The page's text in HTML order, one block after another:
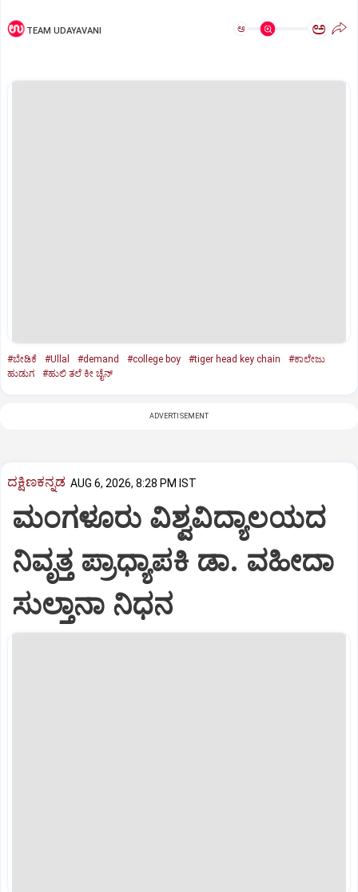
TEAM UDAYAVANI ಅ ಅ
#ಬೇಡಿಕೆ #Ullal #demand #college boy #tiger head key chain
#ಕಾಲೇಜು
ಹುಡುಗ
#ಹುಲಿ ತಲೆ ಕೀ ಚೈನ್‌
ADVERTISEMENT
ದಕ್ಷಿಣಕನ್ನಡ AUG 6, 2026, 8:28 PM IST
ಮಂಗಳೂರು ವಿಶ್ವವಿದ್ಯಾಲಯದ
ನಿವೃತ್ತ ಪ್ರಾಧ್ಯಾಪಕಿ ಡಾ. ವಹೀದಾ
ಸುಲ್ತಾನಾ ನಿಧನ